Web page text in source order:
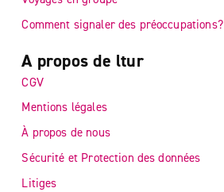
Comment signaler des préoccupations?
A propos de ltur
CGV
Mentions légales
À propos de nous
Sécurité et Protection des données
Litiges